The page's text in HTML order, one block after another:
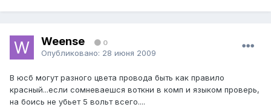
Weense 0
Опубликовано: 28 июня 2009
В юсб могут разного цвета провода быть как правило
красный...если сомневаешся воткни в комп и языком проверь,
на боись не убьет 5 вольт всего....